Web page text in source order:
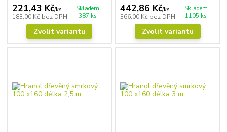
221,43 Kč/ks
183,00 Kč bez DPH
Skladem
387 ks
Zvolit variantu
442,86 Kč/ks
366,00 Kč bez DPH
Skladem
1105 ks
Zvolit variantu